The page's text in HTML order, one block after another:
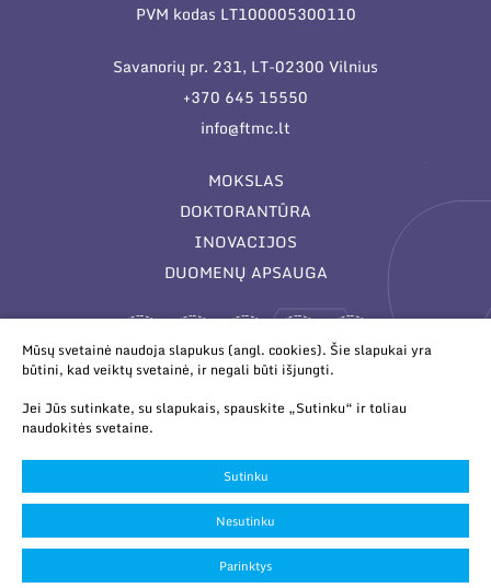
PVM kodas LT100005300110
Savanorių pr. 231, LT-02300 Vilnius
+370 645 15550
info@ftmc.lt
MOKSLAS
DOKTORANTŪRA
INOVACIJOS
DUOMENŲ APSAUGA
© 2026 Valstybinis mokslinių tyrimų institutas Fizinių ir
technologijos mokslų centras. Duomenys kaupiami ir saugomi
Juridinių asmenų registre.
Slapukų parinktys
Duomenų apsauga
Sukurta:TEXUS
Mūsų svetainė naudoja slapukus (angl. cookies). Šie slapukai yra
būtini, kad veiktų svetainė, ir negali būti išjungti.
Jei Jūs sutinkate, su slapukais, spauskite „Sutinku“ ir toliau
naudokitės svetaine.
Sutinku
Nesutinku
Parinktys